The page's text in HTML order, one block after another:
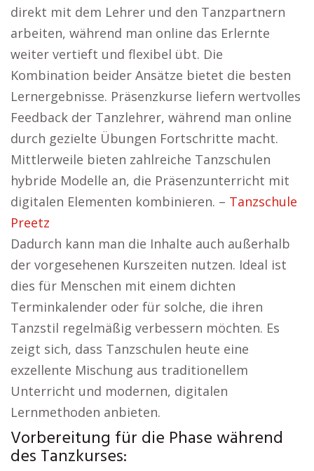
direkt mit dem Lehrer und den Tanzpartnern
arbeiten, während man online das Erlernte
weiter vertieft und flexibel übt. Die
Kombination beider Ansätze bietet die besten
Lernergebnisse. Präsenzkurse liefern wertvolles
Feedback der Tanzlehrer, während man online
durch gezielte Übungen Fortschritte macht.
Mittlerweile bieten zahlreiche Tanzschulen
hybride Modelle an, die Präsenzunterricht mit
digitalen Elementen kombinieren. – Tanzschule
Preetz
Dadurch kann man die Inhalte auch außerhalb
der vorgesehenen Kurszeiten nutzen. Ideal ist
dies für Menschen mit einem dichten
Terminkalender oder für solche, die ihren
Tanzstil regelmäßig verbessern möchten. Es
zeigt sich, dass Tanzschulen heute eine
exzellente Mischung aus traditionellem
Unterricht und modernen, digitalen
Lernmethoden anbieten.
Vorbereitung für die Phase während
des Tanzkurses: